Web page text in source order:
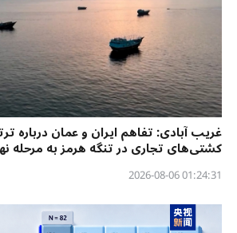
غریب آبادی: تفاهم ایران و عمان درباره
کشتی‌های تجاری در تنگه هرمز به مرحله
01:24:31 2026-08-06